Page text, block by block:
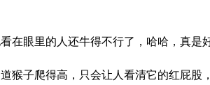
在眼里的人还牛得不行了，哈哈，真是
猴子爬得高，只会让人看清它的红屁股